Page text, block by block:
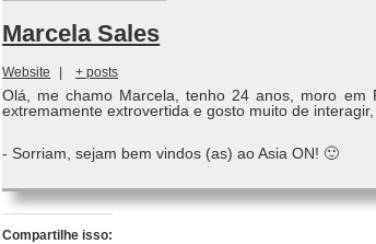
Marcela Sales
Website | + posts
Olá, me chamo Marcela, tenho 24 anos, moro em
extremamente extrovertida e gosto muito de
- Sorriam, sejam bem vindos (as) ao Asia ON! 🙂
Compartilhe isso: